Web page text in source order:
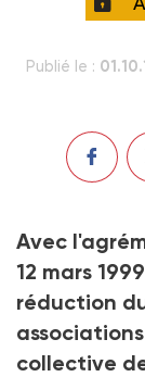
Publié le :
Avec
12 mars
réduction
collective